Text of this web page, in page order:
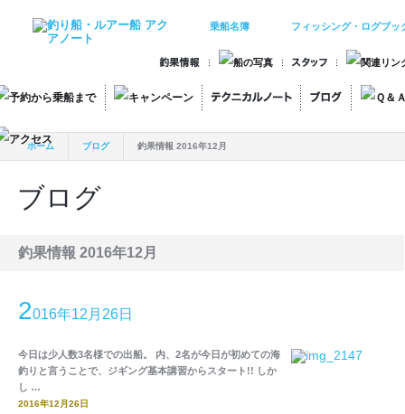
乗船名簿 フィッシング・ログブッ
ホーム ブログ 釣果情報 2016年12月
ブログ
釣果情報 2016年12月
2016年12月26日
今日は少人数3名様での出船。 内、2名が今日が初めての海
釣りと言うことで、ジギング基本講習からスタート!! しか
し …
2016年12月26日